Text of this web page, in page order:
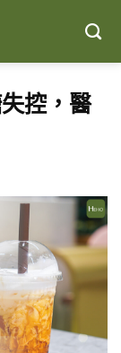
控，醫